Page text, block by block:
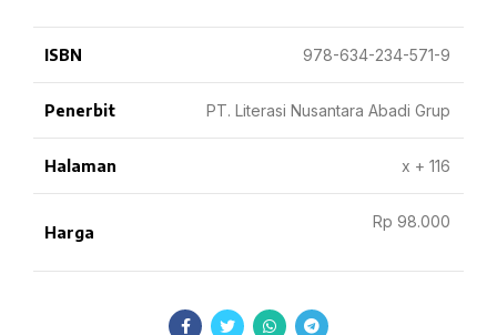
ISBN 978-634-234-571-9
Penerbit PT. Literasi Nusantara Abadi Grup
Halaman x + 116
Harga
Rp 98.000